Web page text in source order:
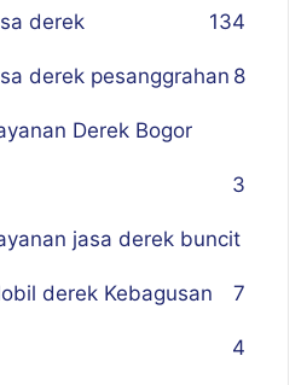
derek 134
derek pesanggrahan 8
Derek Bogor
3
jasa derek buncit
7
derek Kebagusan
4